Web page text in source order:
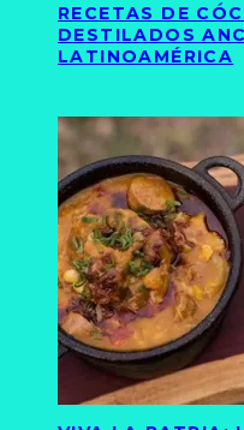
RECETAS DE
DESTILADOS
LATINOAMÉRICA